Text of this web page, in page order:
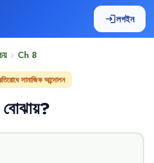
loginলগইন
chevron_right Ch 8
সামাজিক আন্দোলন
বোঝায়?